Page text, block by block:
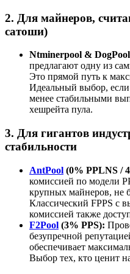
2. Для майнеров,
сатоши)
Ntminerpool &
предлагают одну из
Это прямой путь к
Идеальный выбор,
менее стабильными
хешрейта пула.
3. Для гигантов
стабильности
AntPool (0% PPLNS /
комиссией по модели
крупных майнеров, не
Классический FPPS с
комиссией также
F2Pool (3% PPS):
безупречной
обеспечивает
Выбор тех, кто ценит